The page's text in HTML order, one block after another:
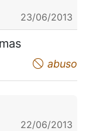
23/06/2013
abuso
22/06/2013